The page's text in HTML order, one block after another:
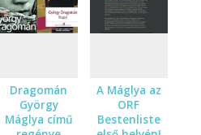
Dragomán
György
Máglya című
A Máglya az
ORF
Bestenliste